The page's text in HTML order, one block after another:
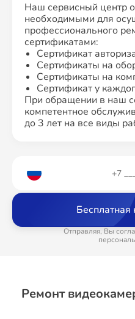
Наш сервисный центр
необходимыми для
профессионального
сертификатами:
Сертификат
Сертификаты на
Сертификаты на
Сертификат у
При обращении в наш
компетентное
до 3 лет на все виды
Бесплатная
Отправляя, Вы
Ремонт